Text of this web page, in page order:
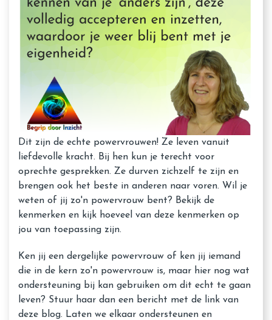
Dit zijn de echte powervrouwen! Ze leven vanuit
liefdevolle kracht. Bij hen kun je terecht voor
oprechte gesprekken. Ze durven zichzelf te zijn en
brengen ook het beste in anderen naar voren. Wil je
weten of jij zo'n powervrouw bent? Bekijk de
kenmerken en kijk hoeveel van deze kenmerken op
jou van toepassing zijn.
Ken jij een dergelijke powervrouw of ken jij iemand
die in de kern zo'n powervrouw is, maar hier nog wat
ondersteuning bij kan gebruiken om dit echt te gaan
leven? Stuur haar dan een bericht met de link van
deze blog. Laten we elkaar ondersteunen en